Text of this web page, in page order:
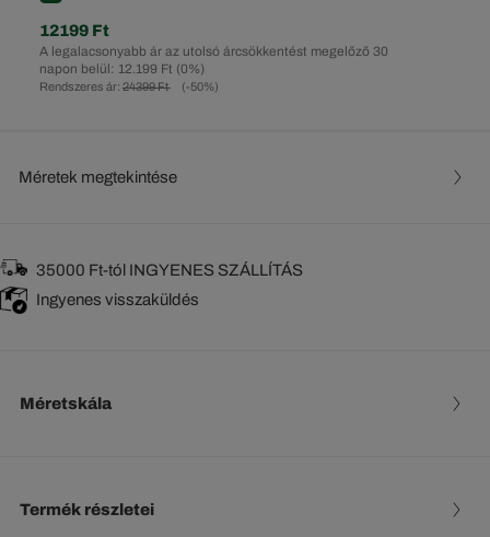
Rendszeres ár: 24399 Ft (-50%)
A legalacsonyabb ár az utolsó árcsökkentést megelőző 30
napon belül: 12.199 Ft (0%)
12199 Ft
Méretek megtekintése
35000 Ft-tól INGYENES SZÁLLÍTÁS
Ingyenes visszaküldés
Méretskála
Termék részletei